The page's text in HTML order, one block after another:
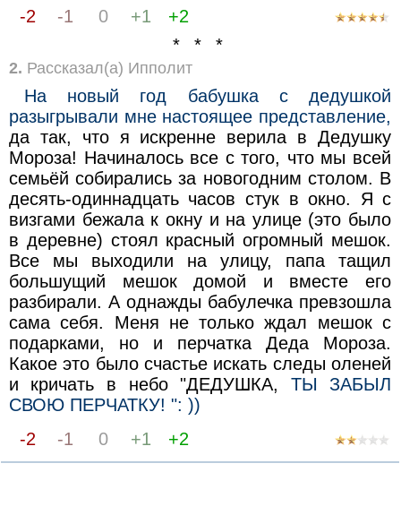
-2
-1 0 +1
+2
* * *
2. Рассказал(а) Ипполит
На новый год бабушка с дедушкой
разыгрывали мне настоящее представление,
да так, что я искренне верила в Дедушку
Мороза! Начиналось все с того, что мы всей
семьёй собирались за новогодним столом. В
десять-одиннадцать часов стук в окно. Я с
визгами бежала к окну и на улице (это было
в деревне) стоял красный огромный мешок.
Все мы выходили на улицу, папа тащил
большущий мешок домой и вместе его
разбирали. А однажды бабулечка превзошла
сама себя. Меня не только ждал мешок с
подарками, но и перчатка Деда Мороза.
Какое это было счастье искать следы оленей
и кричать в небо "ДЕДУШКА, ТЫ ЗАБЫЛ
СВОЮ ПЕРЧАТКУ! ": ))
-2
-1 0 +1 +2